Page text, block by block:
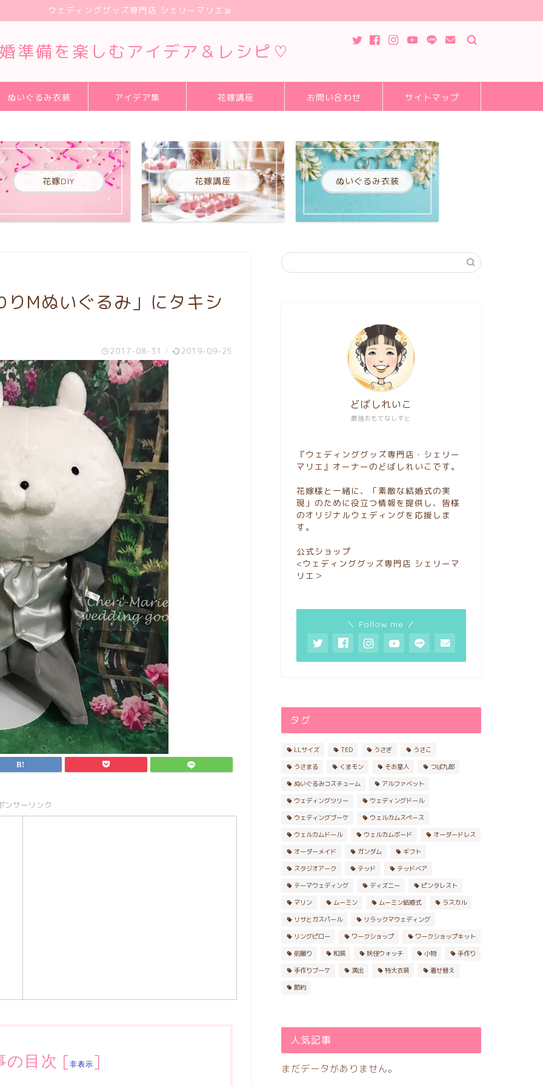
ウェディンググッズ専門店 シェリーマリエ
準備を楽しむアイデア＆レシピ♡
ぬいぐるみ衣装 アイデア集 花嫁講座 お問い合わせ サイトマップ
花嫁DIY 花嫁講座 ぬいぐるみ衣装
Mぬいぐるみ」にタキシ
2017-08-31 / 2019-09-25
ンサーリンク
の目次 [非表示 ]
最強おもてなしすと
どばしれいこ
『ウェディンググッズ専門店・シェリー
マリエ』オーナーのどばしれいこです。
花嫁様と一緒に、「素敵な結婚式の実
現」のために役立つ情報を提供し、皆様
のオリジナルウェディングを応援しま
す。
公式ショップ
<ウェディンググッズ専門店 シェリーマ
リエ＞
＼ Follow me ／
タグ
LLサイズ TED うさぎ
うさこ
うさまる
くまモン そお星人
つば九郎
ぬいぐるみコスチューム
アルファベット
ウェディングツリー
ウェディングドール
ウェディングブーケ
ウェルカムスペース
ウェルカムドール
ウェルカムボード
オーダードレス
オーダーメイド
ガンダム
ギフト
スタジオアーク
テッド
テッドベア
テーマウェディング
ディズニー
ピンタレスト
マリン
ムーミン ムーミン結婚式
ラスカル
リサとガスパール
リラックマウェディング
リングピロー
ワークショップ
ワークショップキット
前撮り
和装 妖怪ウォッチ 小物
手作り
手作りブーケ
演出 特大衣装
着せ替え
節約
人気記事
まだデータがありません。